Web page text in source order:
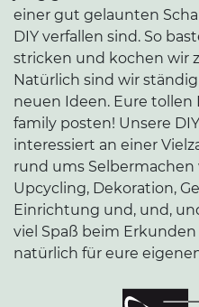
einer gut gelaunten
DIY verfallen sind. So
stricken und kochen wir
Natürlich sind wir
neuen Ideen. Eure tollen
family posten! Unsere
interessiert an einer
rund ums Selbermachen
Upcycling, Dekoration,
Einrichtung und, und,
viel Spaß beim
natürlich für eure